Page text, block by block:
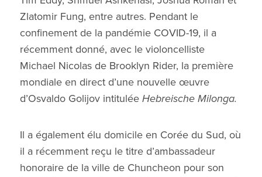
Zlatomir Fung, entre autres. Pendant le
confinement de la pandémie COVID-19, il a
récemment donné, avec le violoncelliste
Michael Nicolas de Brooklyn Rider, la première
mondiale en direct d’une nouvelle œuvre
d’Osvaldo Golijov intitulée Hebreische Milonga.
Il a également élu domicile en Corée du Sud, où
il a récemment reçu le titre d’ambassadeur
honoraire de la ville de Chuncheon pour son